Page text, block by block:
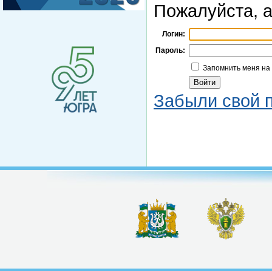
Пожалуйста,
Логин:
Пароль:
Запомнить меня
Забыли свой